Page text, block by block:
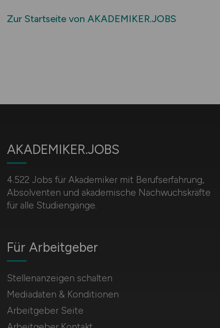
Zur Startseite von AKADEMIKER.JOBS
AKADEMIKER.JOBS
4.522 Jobs für Akademiker mit Berufserfahrung,
Absolventen und akademische Nachwuchskräfte
für alle Studiengänge.
Für Arbeitgeber
Stellenanzeigen schalten
Mediadaten & Konditionen
Arbeitgeber Seite